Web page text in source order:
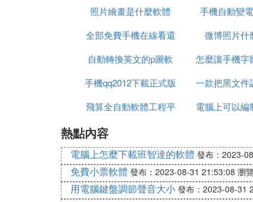
csgo
照片繪畫是什麼軟體
手機自動變
全部免費手機在線看還
珠電視劇
微博照片什
自動轉換英文的p圖軟
體
怎麼讓手機字
免費
手機qq2012下載正式版
官方免費下載
一款把黑文件
機軟
飛算全自動軟體工程平
電腦上可以編
熱點內容
電腦上怎麼下載班智達的軟體 發布：2023-
免費小票軟體 發布：2023-08-31 21:53:08 瀏
用電腦鍵盤調節聲音大小 發布：2023-08-31